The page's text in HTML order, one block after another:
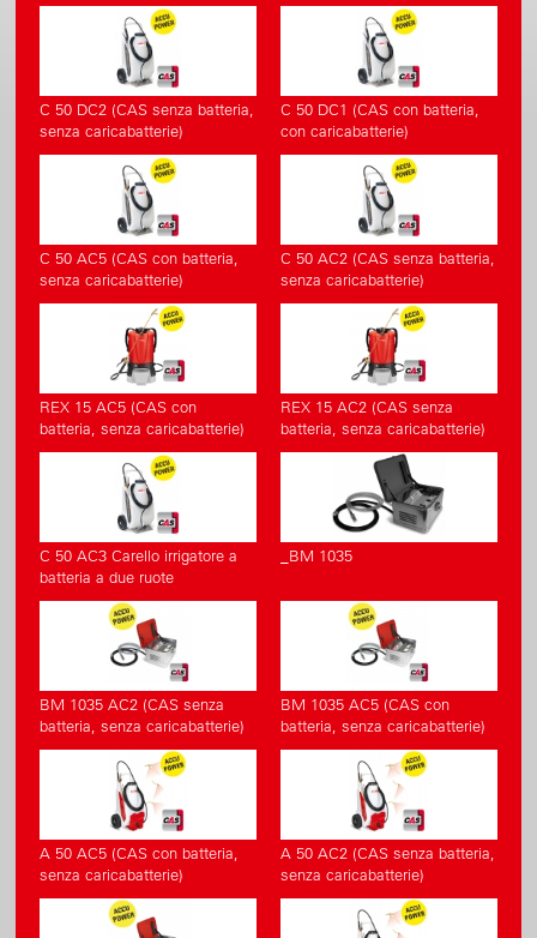
C 50 DC2 (CAS senza batteria,
senza caricabatterie)
C 50 DC1 (CAS con batteria,
con caricabatterie)
C 50 AC5 (CAS con batteria,
senza caricabatterie)
C 50 AC2 (CAS senza batteria,
senza caricabatterie)
REX 15 AC5 (CAS con
batteria, senza caricabatterie)
REX 15 AC2 (CAS senza
batteria, senza caricabatterie)
C 50 AC3 Carello irrigatore a
batteria a due ruote
_BM 1035
BM 1035 AC2 (CAS senza
batteria, senza caricabatterie)
BM 1035 AC5 (CAS con
batteria, senza caricabatterie)
A 50 AC5 (CAS con batteria,
senza caricabatterie)
A 50 AC2 (CAS senza batteria,
senza caricabatterie)